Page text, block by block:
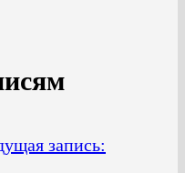
запись: